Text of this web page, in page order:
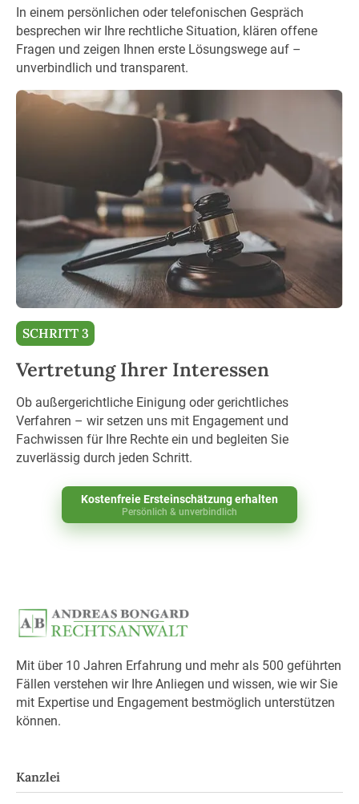
In einem persönlichen oder telefonischen Gespräch
besprechen wir Ihre rechtliche Situation, klären offene
Fragen und zeigen Ihnen erste Lösungswege auf –
unverbindlich und transparent.
SCHRITT 3
Vertretung Ihrer Interessen
Ob außergerichtliche Einigung oder gerichtliches
Verfahren – wir setzen uns mit Engagement und
Fachwissen für Ihre Rechte ein und begleiten Sie
zuverlässig durch jeden Schritt.
Kostenfreie Ersteinschätzung erhalten
Persönlich & unverbindlich
Mit über 10 Jahren Erfahrung und mehr als 500 geführten
Fällen verstehen wir Ihre Anliegen und wissen, wie wir Sie
mit Expertise und Engagement bestmöglich unterstützen
können.
Kanzlei